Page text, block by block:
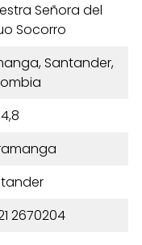
Señora del
Socorro
Santander,
4,8
2670204